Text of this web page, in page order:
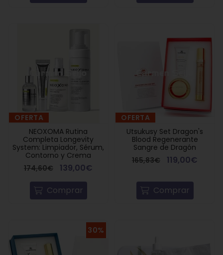
OFERTA
NEOXOMA Rutina
Completa Longevity
System: Limpiador, Sérum,
Contorno y Crema
174,60€
139,00€
Comprar
OFERTA
Utsukusy Set Dragon's
Blood Regenerante
Sangre de Dragón
165,83€
119,00€
Comprar
30%